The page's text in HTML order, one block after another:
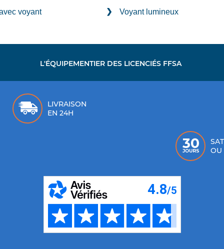
voyant
Voyant lumineux
L'ÉQUIPEMENTIER DES LICENCIÉS FFSA
LIVRAISON
EN 24H
OU